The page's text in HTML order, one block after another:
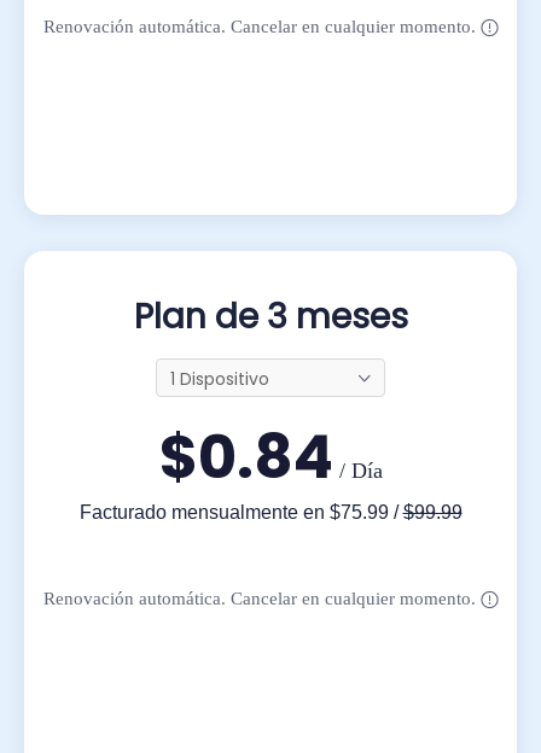
Renovación automática. Cancelar en cualquier momento.
Plan de 3 meses
1 Dispositivo
$0.84 / Día
Facturado mensualmenteen $75.99/$99.99
Renovación automática. Cancelar en cualquier momento.